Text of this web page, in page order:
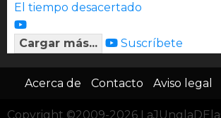
El tiempo desacertado
Cargar más... Suscríbete
Acerca de Contacto Aviso legal
Copyright ©2009-2026